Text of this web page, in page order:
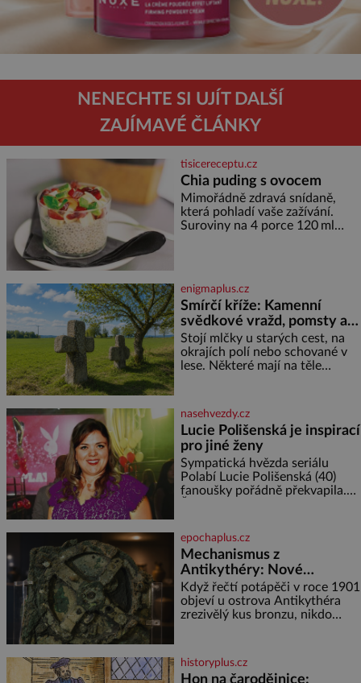
NENECHTE SI UJÍT DALŠÍ
ZAJÍMAVÉ ČLÁNKY
tisicereceptu.cz
Chia puding s ovocem
Mimořádně zdravá snídaně,
která pohladí vaše zažívání.
Suroviny na 4 porce 120 ml
nasypeme chia semí
enigmaplus.cz
Smírčí kříže: Kamenní
svědkové vražd, pomsty a
dávných vin
Stojí mlčky u starých cest, na
okrajích polí nebo schované v
lese. Některé mají na těle
kříž. Na první pohled vypadají
jako zapomenuté nábo
nasehvezdy.cz
Lucie Polišenská je inspirací
pro jiné ženy
Sympatická hvězda seriálu
Polabí Lucie Polišenská (40)
fanoušky pořádně překvapila.
módu si příliš nepotrpí, se
vůbec poprvé postavila před
objekti
epochaplus.cz
Mechanismus z
Antikythéry: Nové
výzkumy odhalují další
překvapení o starověkém
počítači
Když řečtí potápěči v roce 1901
objeví u ostrova Antikythéra
zrezivělý kus bronzu, nikdo
starověku. Až moderní
rentgenové tomografy odhalí
historyplus.cz
Hon na čarodějnice: